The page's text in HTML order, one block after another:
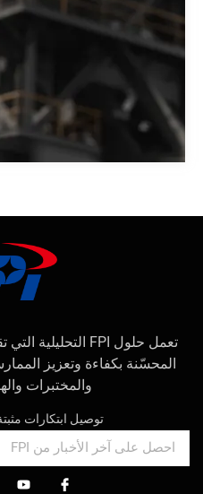
المحسّنة بكفاءة وتعزيز
والمختبرات
توصيل ابتكارات